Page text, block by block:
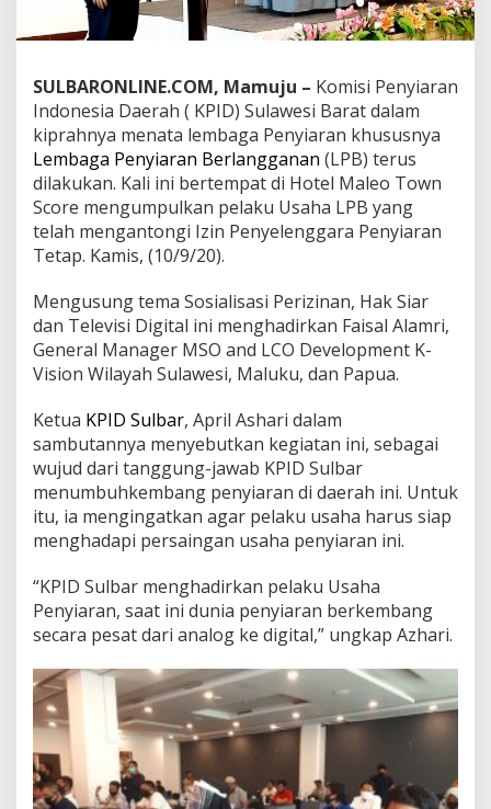
p
u
a
n
L
P
B
K
a
n
t
g
i
I
z
P
e
n
y
i
a
r
n
SULBARONLINE.COM, Mamuju – Komisi Penyiaran
Indonesia Daerah ( KPID) Sulawesi Barat dalam
kiprahnya menata lembaga Penyiaran khususnya
Lembaga Penyiaran Berlangganan (LPB) terus
dilakukan. Kali ini bertempat di Hotel Maleo Town
Score mengumpulkan pelaku Usaha LPB yang
telah mengantongi Izin Penyelenggara Penyiaran
Tetap. Kamis, (10/9/20).
Mengusung tema Sosialisasi Perizinan, Hak Siar
dan Televisi Digital ini menghadirkan Faisal Alamri,
General Manager MSO and LCO Development K-
Vision Wilayah Sulawesi, Maluku, dan Papua.
Ketua KPID Sulbar, April Ashari dalam
sambutannya menyebutkan kegiatan ini, sebagai
wujud dari tanggung-jawab KPID Sulbar
menumbuhkembang penyiaran di daerah ini. Untuk
itu, ia mengingatkan agar pelaku usaha harus siap
menghadapi persaingan usaha penyiaran ini.
“KPID Sulbar menghadirkan pelaku Usaha
Penyiaran, saat ini dunia penyiaran berkembang
secara pesat dari analog ke digital,” ungkap Azhari.